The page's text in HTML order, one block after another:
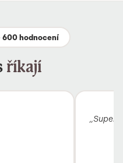
600 hodnocení
říkají
„Super